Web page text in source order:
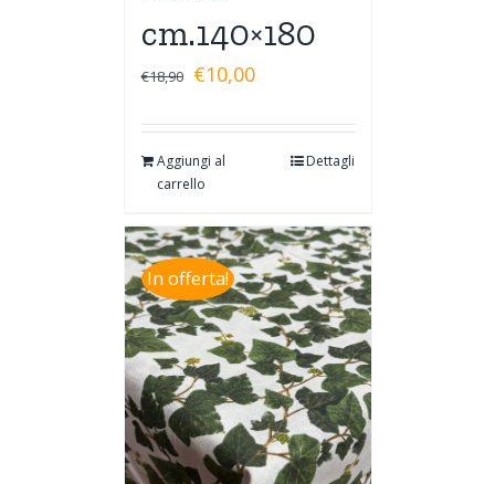
cm.140×180
€18,90 €10,00
Aggiungi al
carrello
Dettagli
In offerta!